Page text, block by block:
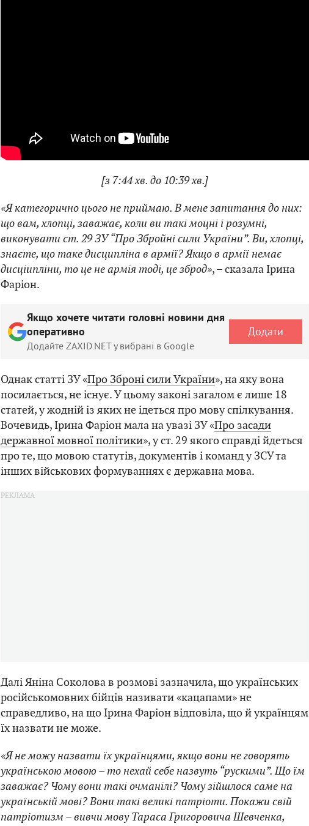
[з 7:44 хв. до 10:39 хв.]
«Я категорично цього не приймаю. В мене запитання до них:
що вам, хлопці, заважає, коли ви такі моцні і розумні,
виконувати ст. 29 ЗУ “Про Збройні сили України”. Ви, хлопці,
знаєте, що таке дисципліна в армії? Якщо в армії немає
дисціипліни, то це не армія тоді, це зброд», – сказала Ірина
Фаріон.
Якщо хочете читати головні новини дня
оперативно
Додайте ZAXID.NET у вибрані в Google
Додати
Однак статті ЗУ «Про Зброні сили України», на яку вона
посилається, не існує. У цьому законі загалом є лише 18
статей, у жодній із яких не ідеться про мову спілкування.
Вочевидь, Ірина Фаріон мала на увазі ЗУ «Про засади
державної мовної політики», у ст. 29 якого справді йдеться
про те, що мовою статутів, документів і команд у ЗСУ та
інших військових формуваннях є державна мова.
Далі Яніна Соколова в розмові зазначила, що українських
російськомовних бійців називати «кацапами» не
справедливо, на що Ірина Фаріон відповіла, що й українцям
їх назвати не може.
«Я не можу назвати їх українцями, якщо вони не говорять
українською мовою – то нехай себе назвуть “рускими”. Що їм
заважає? Чому вони такі очманілі? Чому зійшлося саме на
українській мові? Вони такі великі патріоти. Покажи свій
патріотизм – вивчи мову Тараса Григоровича Шевченка,